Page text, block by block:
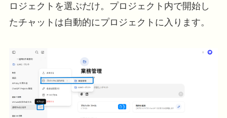
ロジェクトを選ぶだけ。プロジェクト内で開始し
たチャットは自動的にプロジェクトに入ります。